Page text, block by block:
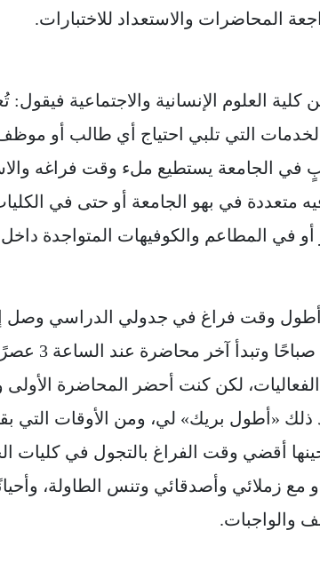
المحاضرات والاستعداد للاختبارات.
كلية العلوم الإنسانية والاجتماعية
الخدمات التي تلبي احتياج أي طالب أو
في الجامعة يستطيع ملء وقت فراغه
متعددة في بهو الجامعة أو حتى في
أو في المطاعم والكوفيهات المتواجدة
أولى
لكن كنت أحضر المحاضرة الأولى
«أطول بريك» لي، ومن الأوقات التي
حتى الساعة ١ كنت حينها أقضي وقت الفراغ بالتجول في
مع زملائي وأصدقائي وتنس الطاولة،
والواجبات.